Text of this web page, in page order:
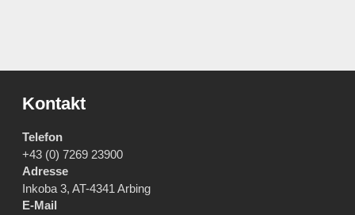
Kontakt
Telefon
+43 (0) 7269 23900
Adresse
Inkoba 3, AT-4341 Arbing
E-Mail